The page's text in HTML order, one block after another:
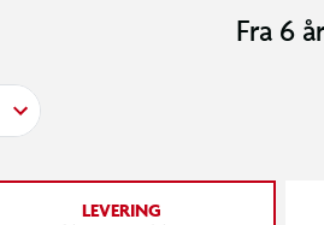
Fra 6
LEVERING